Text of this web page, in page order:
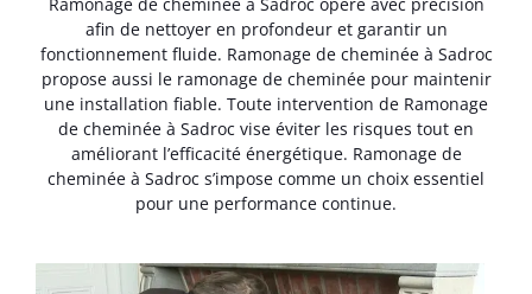
afin de nettoyer en profondeur et garantir un
fonctionnement fluide. Ramonage de cheminée à Sadroc
propose aussi le ramonage de cheminée pour maintenir
une installation fiable. Toute intervention de Ramonage
de cheminée à Sadroc vise éviter les risques tout en
améliorant l’efficacité énergétique. Ramonage de
cheminée à Sadroc s’impose comme un choix essentiel
pour une performance continue.